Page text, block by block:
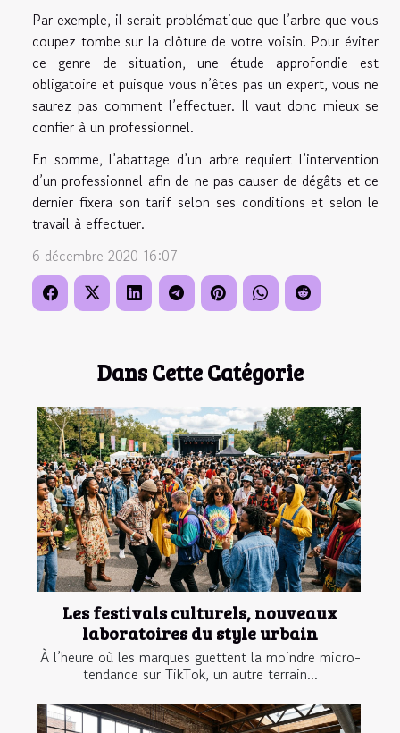
Dans Cette Catégorie
Les festivals culturels, nouveaux
laboratoires du style urbain
À l’heure où les marques guettent la moindre micro-
tendance sur TikTok, un autre terrain...
Par exemple, il serait problématique que l’arbre que vous
coupez tombe sur la clôture de votre voisin. Pour éviter
ce genre de situation, une étude approfondie est
obligatoire et puisque vous n’êtes pas un expert, vous ne
saurez pas comment l’effectuer. Il vaut donc mieux se
confier à un professionnel.
En somme, l’abattage d’un arbre requiert l’intervention
d’un professionnel afin de ne pas causer de dégâts et ce
dernier fixera son tarif selon ses conditions et selon le
travail à effectuer.
6 décembre 2020 16:07